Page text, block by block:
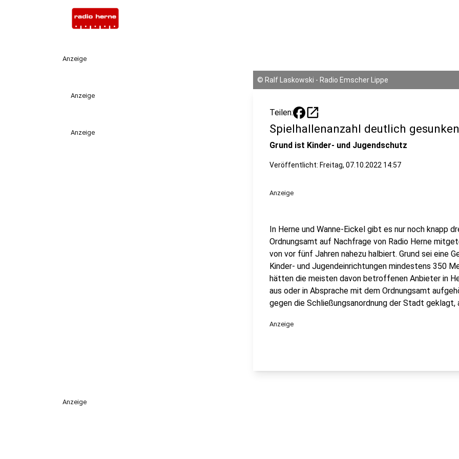
Anzeige
Anzeige
Anzeige
© Ralf Laskowski - Radio Emscher Lippe
Teilen: open_in_new
Spielhallenanzahl deutlich gesunken
Grund ist Kinder- und Jugendschutz
Veröffentlicht: Freitag, 07.10.2022 14:57
Anzeige
In Herne und Wanne-Eickel gibt es nur noch knapp
Ordnungsamt auf Nachfrage von Radio Herne
von vor fünf Jahren nahezu halbiert. Grund sei eine
Kinder- und Jugendeinrichtungen mindestens 350
hätten die meisten davon betroffenen Anbieter in
aus oder in Absprache mit dem Ordnungsamt
gegen die Schließungsanordnung der Stadt geklagt,
Anzeige
Anzeige